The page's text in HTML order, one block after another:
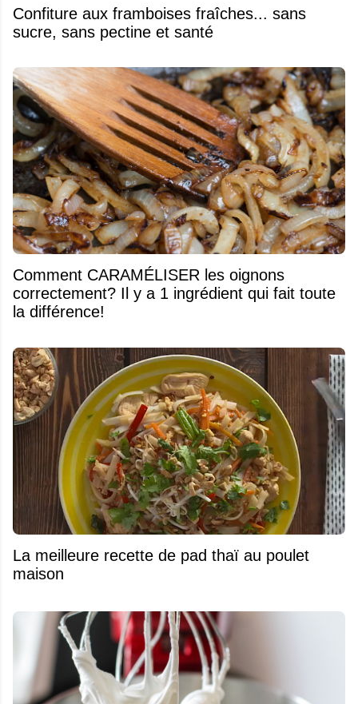
Confiture aux framboises fraîches... sans
sucre, sans pectine et santé
Comment CARAMÉLISER les oignons
correctement? Il y a 1 ingrédient qui fait toute
la différence!
La meilleure recette de pad thaï au poulet
maison